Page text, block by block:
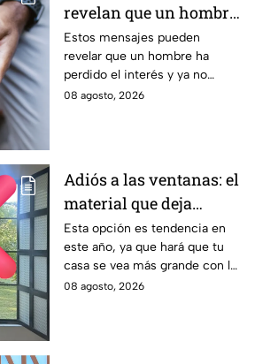
revelan que un hombre
ya no tiene interés en ti
Estos mensajes pueden
revelar que un hombre ha
perdido el interés y ya no
busca mantener la misma
08 agosto, 2026
Adiós a las ventanas: el
material que deja
entrar la luz y evita
miradas indiscretas en
casa
Esta opción es tendencia en
este año, ya que hará que tu
casa se vea más grande con la
entrada de los rayos del sol
08 agosto, 2026